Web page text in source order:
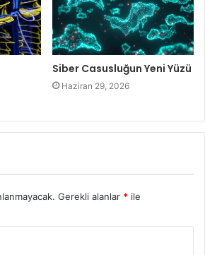
Siber Casusluğun Yeni Yüzü
Haziran 29, 2026
Gerekli alanlar * ile